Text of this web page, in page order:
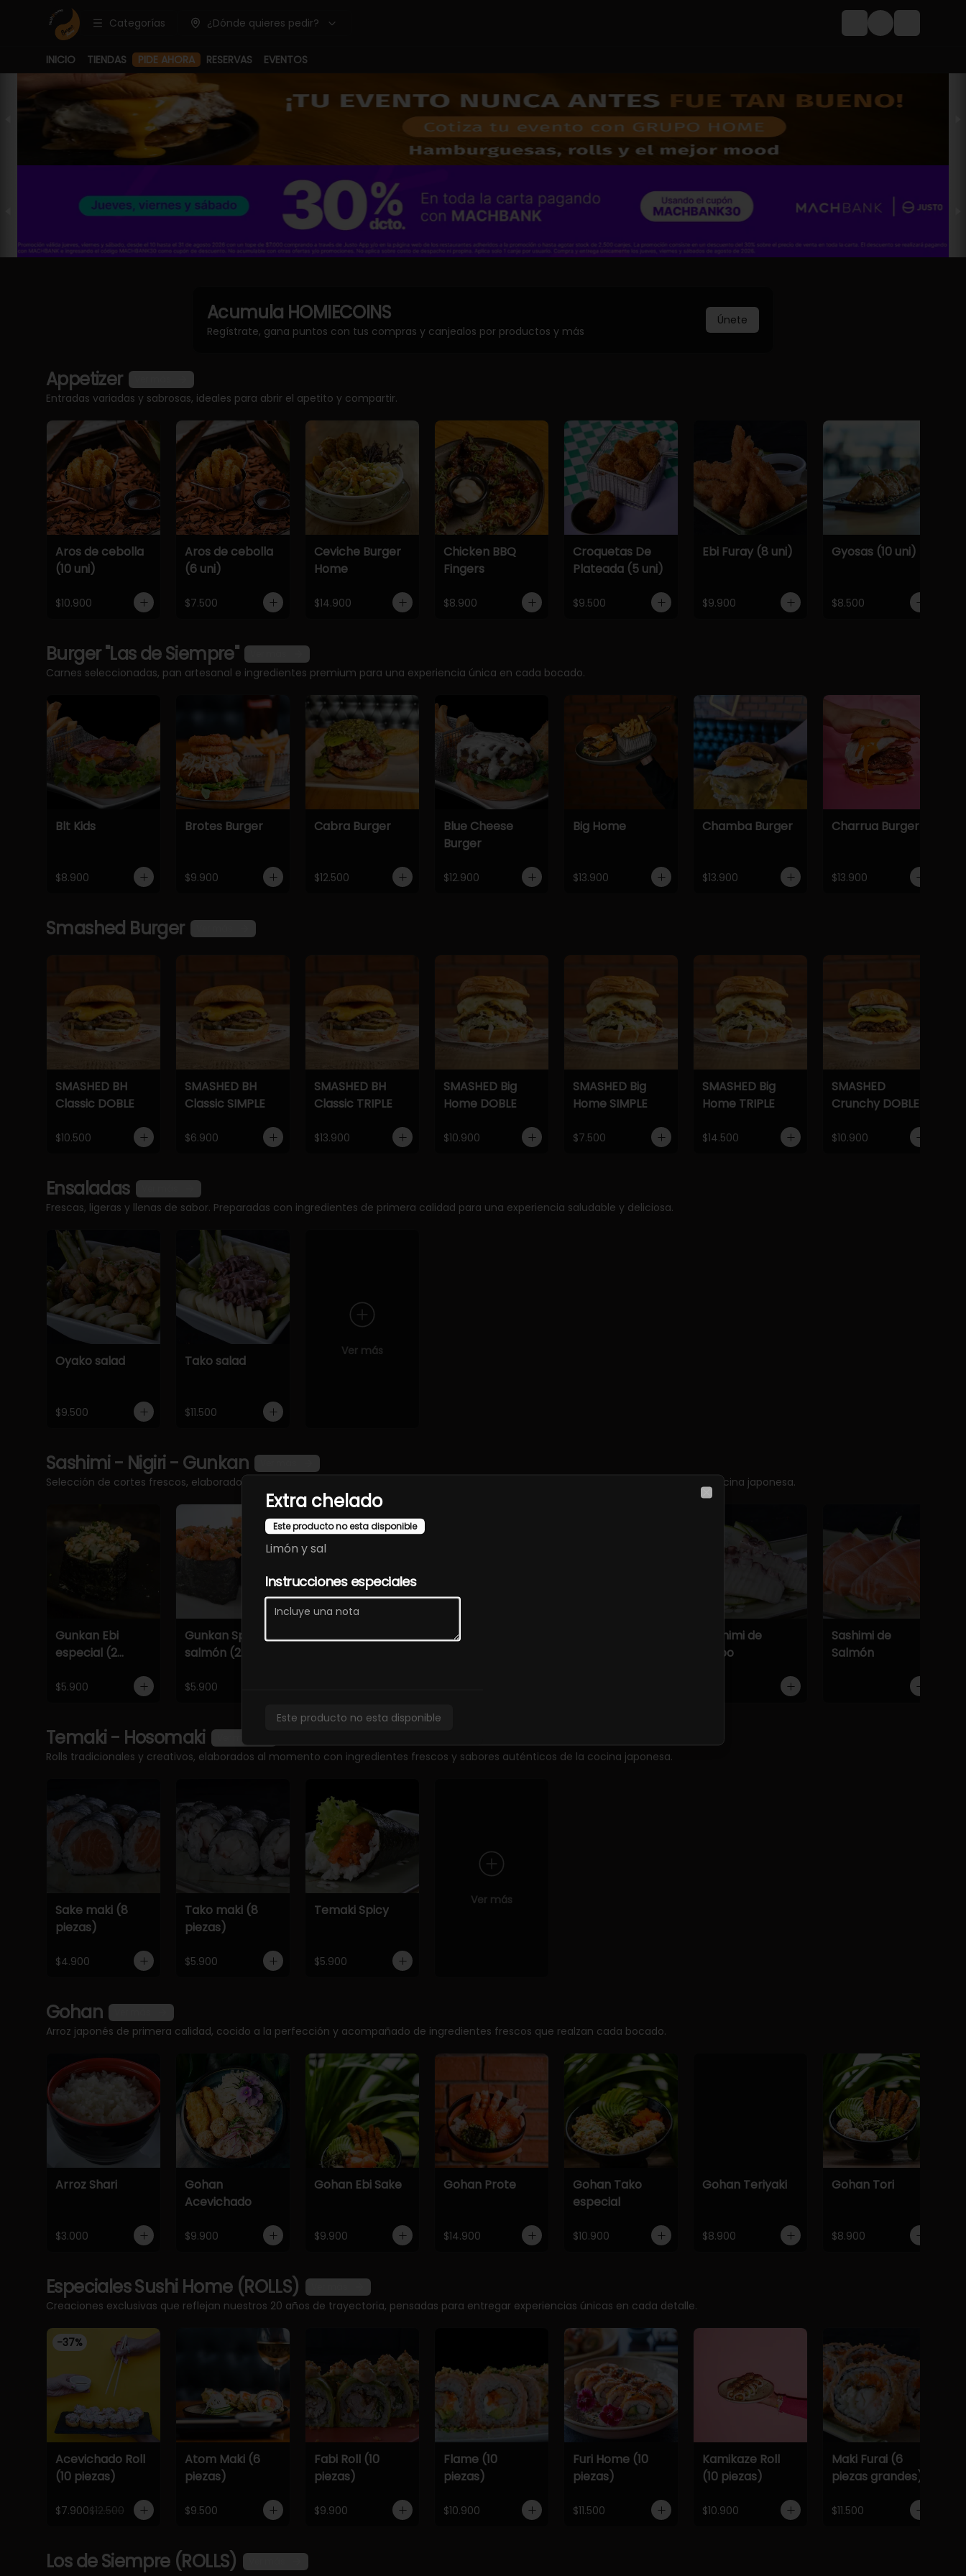
Categorías ¿Dónde quieres pedir? Login
INICIO TIENDAS PIDE AHORA RESERVAS EVENTOS
Acumula HOMIECOINS
Regístrate, gana puntos con tus compras y canjealos por productos y más
Únete
Appetizer
Entradas variadas y sabrosas, ideales para abrir el apetito y compartir.
Aros de cebolla
(10 uni)
$10.900
Aros de cebolla
(6 uni)
$7.500
Ceviche Burger
Home
$14.900
Chicken BBQ
Fingers
$8.900
Croquetas De
Plateada (5 uni)
$9.500
Ebi Furay (8 uni)
$9.900
Gyosas (10 uni)
$8.500
Burger "Las de Siempre"
Carnes seleccionadas, pan artesanal e ingredientes premium para una experiencia única en cada bocado.
Blt Kids
$8.900
Brotes Burger
$9.900
Cabra Burger
$12.500
Blue Cheese
Burger
$12.900
Big Home
$13.900
Chamba Burger
$13.900
Charrua Burger
$13.900
Smashed Burger
SMASHED BH
Classic DOBLE
$10.500
SMASHED BH
Classic SIMPLE
$6.900
SMASHED BH
Classic TRIPLE
$13.900
SMASHED Big
Home DOBLE
$10.900
SMASHED Big
Home SIMPLE
$7.500
SMASHED Big
Home TRIPLE
$14.500
SMASHED
Crunchy DOBLE
$10.900
Ensaladas
Frescas, ligeras y llenas de sabor. Preparadas con ingredientes de primera calidad para una experiencia saludable y deliciosa.
Oyako salad
$9.500
Tako salad
$11.500
Ver más
Sashimi - Nigiri - Gunkan
Selección de cortes frescos, elaborados con pescado de primera calidad y presentaciones cuidadas que destacan la esencia de la cocina japonesa.
Gunkan Ebi
especial (2
$5.900
Gunkan Spicy
salmón (2
$5.900
Gunkan Tako
Sashimi
Sashimi de
Pulpo
Sashimi de
Salmón
Temaki - Hosomaki
Rolls tradicionales y creativos, elaborados al momento con ingredientes frescos y sabores auténticos de la cocina japonesa.
Sake maki (8
piezas)
$4.900
Tako maki (8
piezas)
$5.900
Temaki Spicy
$5.900
Ver más
Gohan
Arroz japonés de primera calidad, cocido a la perfección y acompañado de ingredientes frescos que realzan cada bocado.
Arroz Shari
$3.000
Gohan
Acevichado
$9.900
Gohan Ebi Sake
$9.900
Gohan Prote
$14.900
Gohan Tako
especial
$10.900
Gohan Teriyaki
$8.900
Gohan Tori
$8.900
Especiales Sushi Home (ROLLS)
Creaciones exclusivas que reflejan nuestros 20 años de trayectoria, pensadas para entregar experiencias únicas en cada detalle.
-37%
Acevichado Roll
(10 piezas)
$7.900$12.500
Atom Maki (6
piezas)
$9.500
Fabi Roll (10
piezas)
$9.900
Flame (10
piezas)
$10.900
Furi Home (10
piezas)
$11.500
Kamikaze Roll
(10 piezas)
$10.900
Maki Furai (6
piezas grandes)
$11.500
Los de Siempre (ROLLS)
Extra chelado
Este producto no esta disponible
Limón y sal
Instrucciones especiales
Este producto no esta disponible